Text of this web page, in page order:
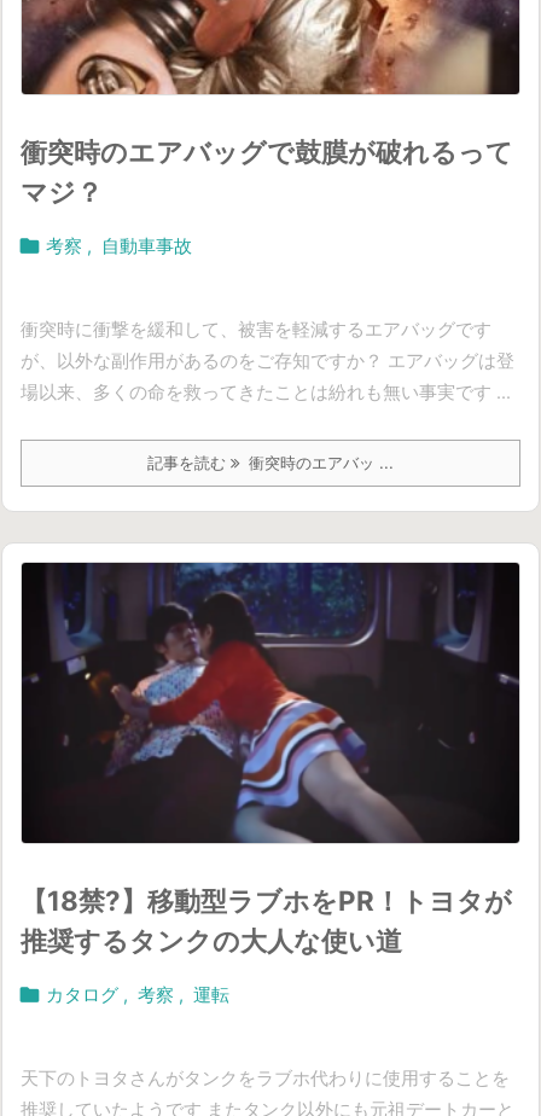
衝突時のエアバッグで鼓膜が破れるって
マジ？
 考察 , 自動車事故
衝突時に衝撃を緩和して、被害を軽減するエアバッグです
が、以外な副作用があるのをご存知ですか？ エアバッグは登
場以来、多くの命を救ってきたことは紛れも無い事実です ...
記事を読む 衝突時のエアバッ ...
【18禁?】移動型ラブホをPR！トヨタが
推奨するタンクの大人な使い道
 カタログ , 考察 , 運転
天下のトヨタさんがタンクをラブホ代わりに使用することを
推奨していたようです またタンク以外にも元祖デートカーと